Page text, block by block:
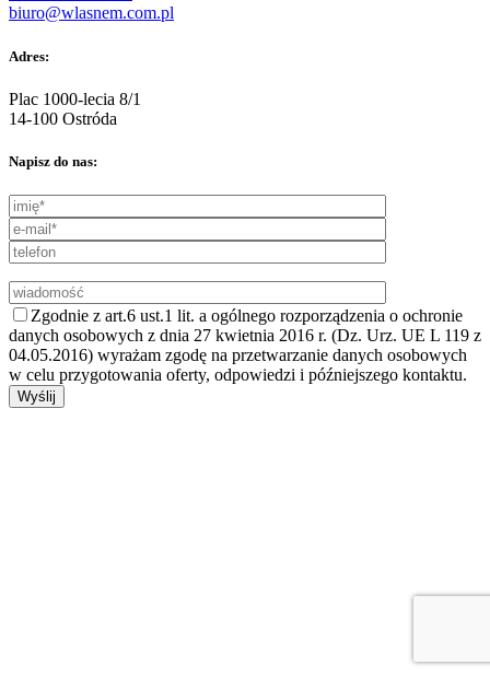
biuro@wlasnem.com.pl
Adres:
Plac 1000-lecia 8/1
14-100 Ostróda
Napisz do nas:
Zgodnie z art.6 ust.1 lit. a ogólnego rozporządzenia o ochronie
danych osobowych z dnia 27 kwietnia 2016 r. (Dz. Urz. UE L 119 z
04.05.2016) wyrażam zgodę na przetwarzanie danych osobowych
w celu przygotowania oferty, odpowiedzi i późniejszego kontaktu.